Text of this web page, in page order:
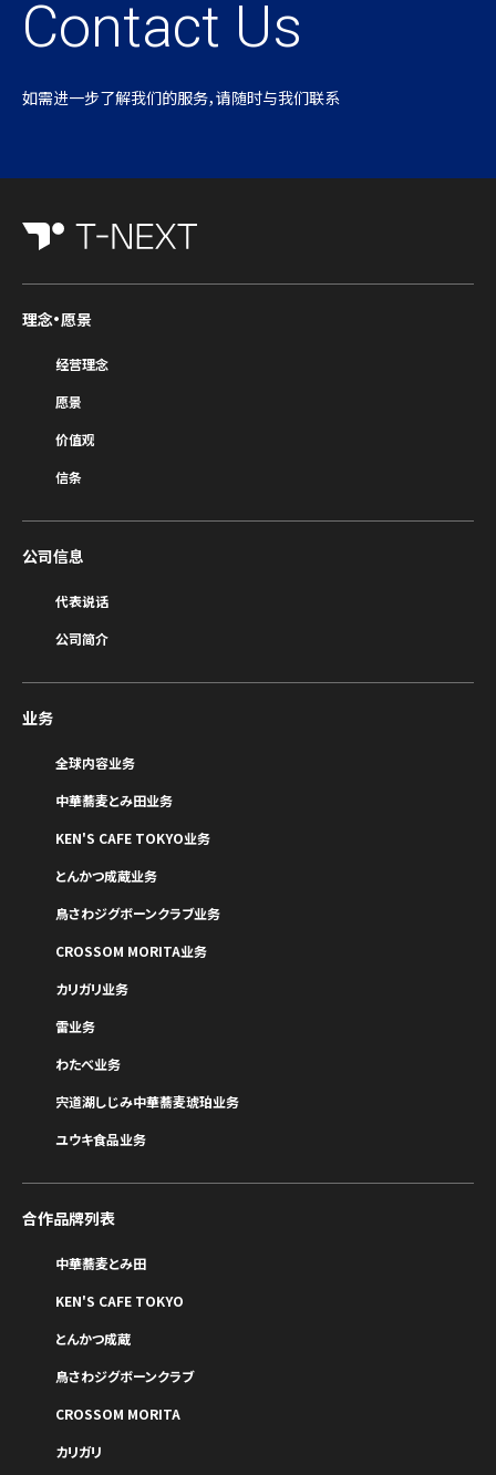
Contact Us
如需进一步了解我们的服务，请随时与我们联系
理念・愿景
经营理念
愿景
价值观
信条
公司信息
代表说话
公司简介
业务
全球内容业务
中華蕎麦とみ田业务
KEN'S CAFE TOKYO业务
とんかつ成蔵业务
鳥さわジグボーンクラブ业务
CROSSOM MORITA业务
カリガリ业务
雷业务
わたべ业务
宍道湖しじみ中華蕎麦琥珀业务
ユウキ食品业务
合作品牌列表
中華蕎麦とみ田
KEN'S CAFE TOKYO
とんかつ成蔵
鳥さわジグボーンクラブ
CROSSOM MORITA
カリガリ